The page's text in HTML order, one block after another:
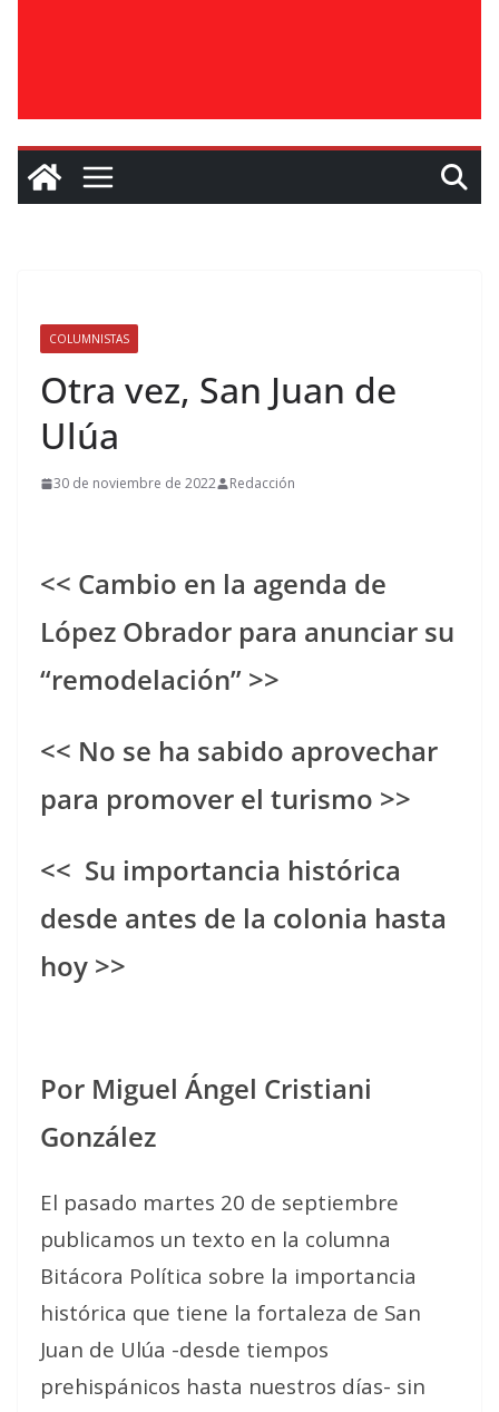
COLUMNISTAS
Otra vez, San Juan de
Ulúa
30 de noviembre de 2022 Redacción
<< Cambio en la agenda de
López Obrador para anunciar su
“remodelación” >>
<< No se ha sabido aprovechar
para promover el turismo >>
<< Su importancia histórica
desde antes de la colonia hasta
hoy >>
Por Miguel Ángel Cristiani
González
El pasado martes 20 de septiembre
publicamos un texto en la columna
Bitácora Política sobre la importancia
histórica que tiene la fortaleza de San
Juan de Ulúa -desde tiempos
prehispánicos hasta nuestros días- sin